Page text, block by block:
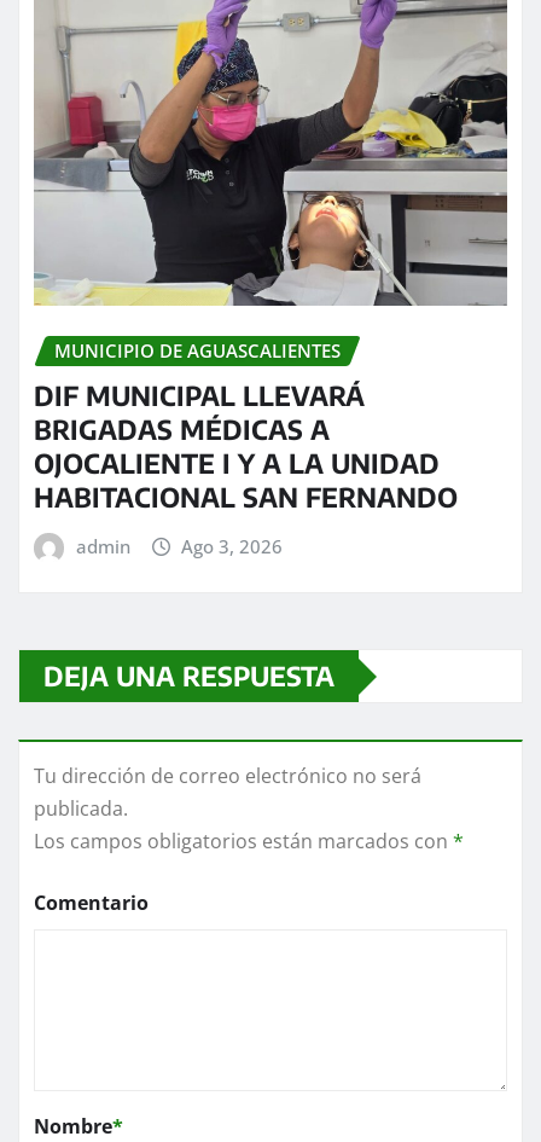
MUNICIPIO DE AGUASCALIENTES
DIF MUNICIPAL LLEVARÁ
BRIGADAS MÉDICAS A
OJOCALIENTE I Y A LA UNIDAD
HABITACIONAL SAN FERNANDO
admin Ago 3, 2026
DEJA UNA RESPUESTA
Tu dirección de correo electrónico no será
publicada.
Los campos obligatorios están marcados con *
Comentario
Nombre*